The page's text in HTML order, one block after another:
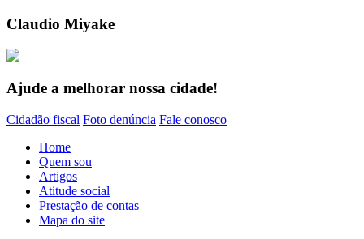
Claudio Miyake
Ajude a melhorar nossa cidade!
Cidadão fiscal Foto denúncia Fale conosco
Home
Quem sou
Artigos
Atitude social
Prestação de contas
Mapa do site